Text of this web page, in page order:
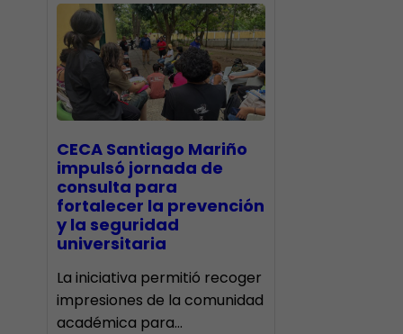
CECA Santiago Mariño
impulsó jornada de
consulta para
fortalecer la prevención
y la seguridad
universitaria
La iniciativa permitió recoger
impresiones de la comunidad
académica para…